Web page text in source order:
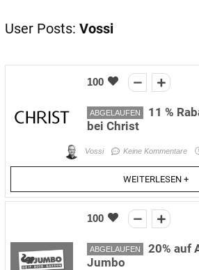
User Posts: Vossi
100
ABGELAUFEN
11 %
bei Christ
Vossi Keine Kommentare
WEITERLESEN +
100
ABGELAUFEN
20% auf
Jumbo